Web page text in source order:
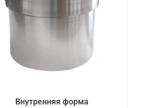
Indonesia
Внутренняя форма